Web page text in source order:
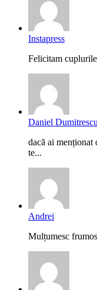
Instapress
Felicitam
Daniel Dumitrescu
dacă ai
te...
Andrei
Mulțumesc